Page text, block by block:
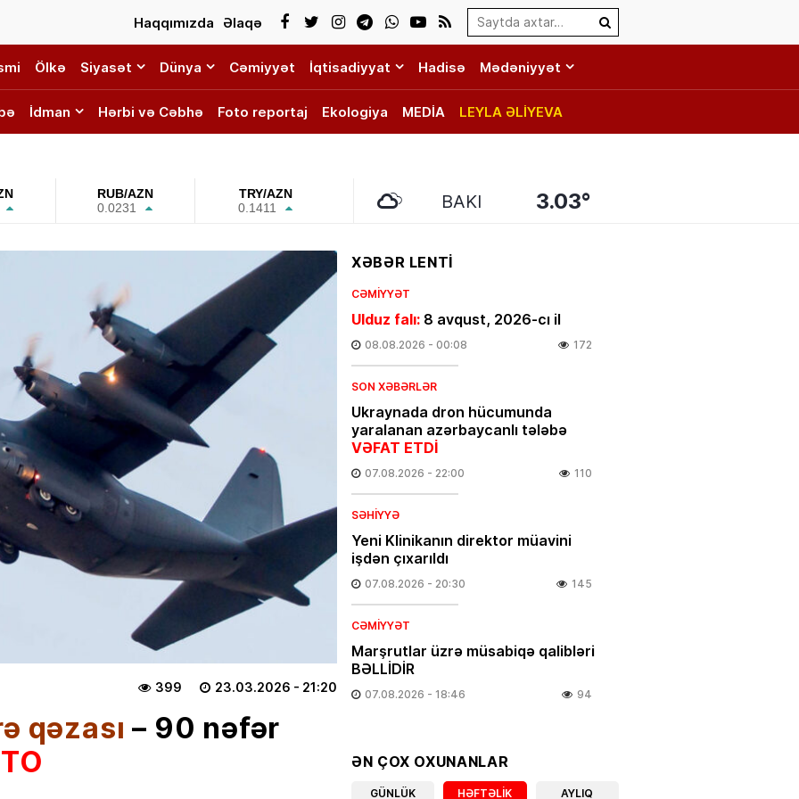
Search…
Haqqımızda Əlaqə
Ölkə Siyasət Dünya Cəmiyyət İqtisadiyyat Hadisə Mədəniyyət
İdman Hərbi və Cəbhə Foto reportaj Ekologiya MEDİA LEYLA ƏLİYEVA
RUB/AZN
0.0231
TRY/AZN
0.1411
BAKI 3.03°
23.03.2026 - 21:20
399
qəzası – 90 nəfər
XƏBƏR LENTİ
CƏMIYYƏT
Ulduz falı: 8 avqust, 2026-cı il
08.08.2026 - 00:08 172
SON XƏBƏRLƏR
Ukraynada dron hücumunda
yaralanan azərbaycanlı tələbə
VƏFAT ETDİ
07.08.2026 - 22:00 110
SƏHIYYƏ
Yeni Klinikanın direktor müavini
işdən çıxarıldı
07.08.2026 - 20:30 145
CƏMIYYƏT
Marşrutlar üzrə müsabiqə qalibləri
BƏLLİDİR
07.08.2026 - 18:46 94
Leysan olacaq, dolu düşəcək –
XƏBƏRDARLIQ
ƏN ÇOX OXUNANLAR
GÜNLÜK HƏFTƏLIK AYLIQ